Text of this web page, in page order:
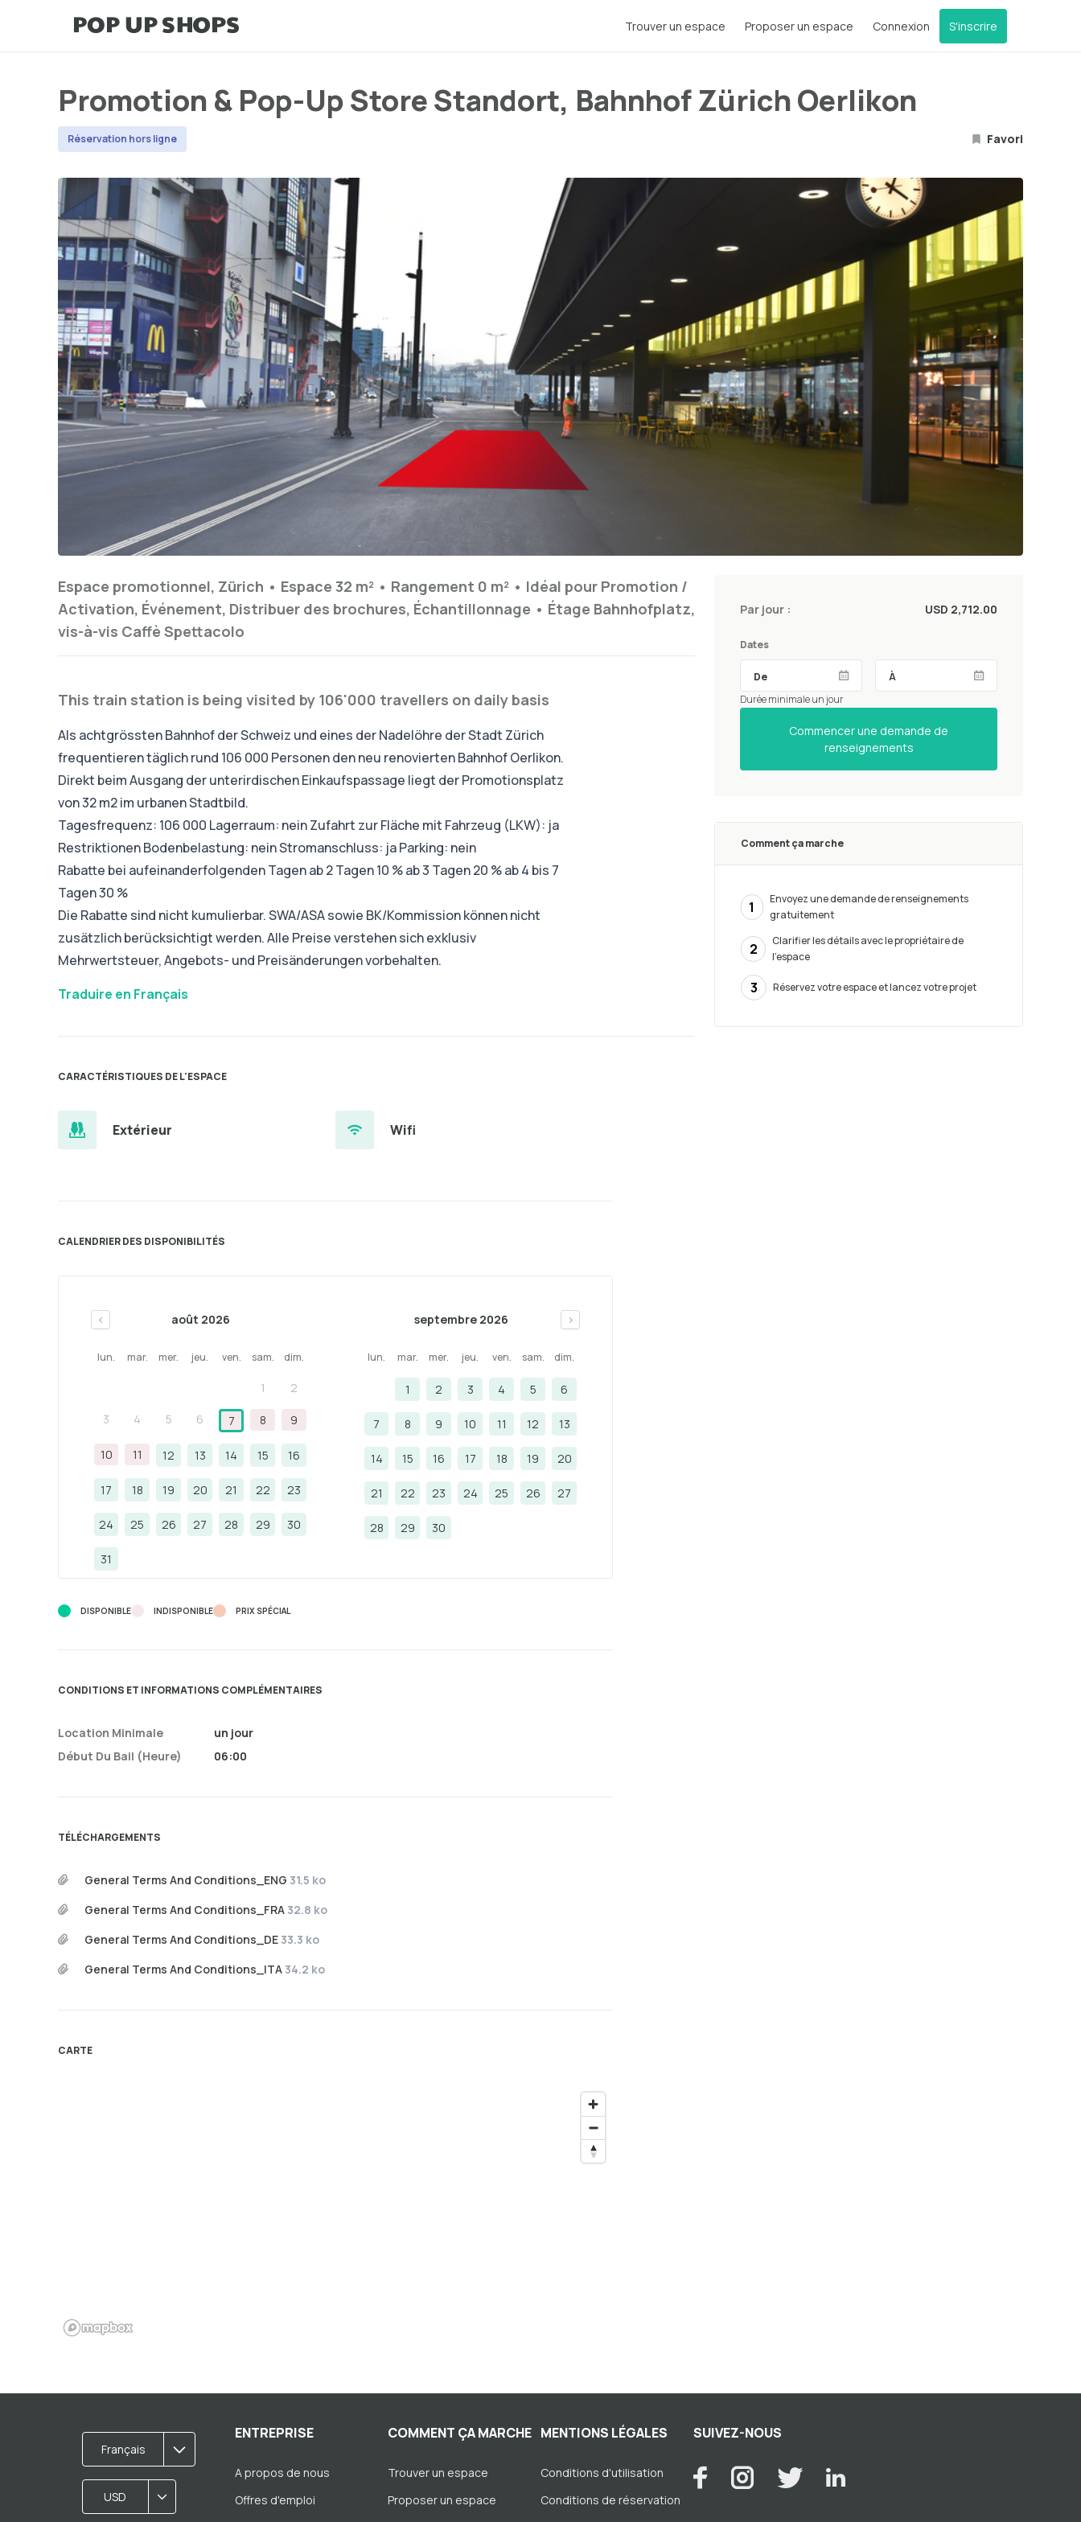
Trouver un espace Proposer un espace Connexion S'inscrire
Promotion & Pop-Up Store Standort, Bahnhof Zürich Oerlikon
Réservation hors ligne Favori
Espace promotionnel, Zürich • Espace 32 m² • Rangement 0 m² • Idéal pour Promotion /
Activation, Événement, Distribuer des brochures, Échantillonnage • Étage Bahnhofplatz,
vis-à-vis Caffè Spettacolo
This train station is being visited by 106'000 travellers on daily basis
Als achtgrössten Bahnhof der Schweiz und eines der Nadelöhre der Stadt Zürich
frequentieren täglich rund 106 000 Personen den neu renovierten Bahnhof Oerlikon.
Direkt beim Ausgang der unterirdischen Einkaufspassage liegt der Promotionsplatz
von 32 m2 im urbanen Stadtbild.
Tagesfrequenz: 106 000 Lagerraum: nein Zufahrt zur Fläche mit Fahrzeug (LKW): ja
Restriktionen Bodenbelastung: nein Stromanschluss: ja Parking: nein
Rabatte bei aufeinanderfolgenden Tagen ab 2 Tagen 10 % ab 3 Tagen 20 % ab 4 bis 7
Tagen 30 %
Die Rabatte sind nicht kumulierbar. SWA/ASA sowie BK/Kommission können nicht
zusätzlich berücksichtigt werden. Alle Preise verstehen sich exklusiv
Mehrwertsteuer, Angebots- und Preisänderungen vorbehalten.
Traduire en Français
CARACTÉRISTIQUES DE L'ESPACE
Extérieur Wifi
CALENDRIER DES DISPONIBILITÉS
< août 2026
lun. mar. mer. jeu. ven. sam. dim.
1 2
3 4 5 6 7 8 9
10 11 12 13 14 15 16
17 18 19 20 21 22 23
24 25 26 27 28 29 30
31
septembre 2026 >
lun. mar. mer. jeu. ven. sam. dim.
1 2 3 4 5 6
7 8 9 10 11 12 13
14 15 16 17 18 19 20
21 22 23 24 25 26 27
28 29 30
DISPONIBLE INDISPONIBLE PRIX ​​SPÉCIAL
CONDITIONS ET INFORMATIONS COMPLÉMENTAIRES
Location Minimale
Début Du Bail (heure)
un jour
06:00
TÉLÉCHARGEMENTS
General Terms And Conditions_ENG 31.5 ko
General Terms And Conditions_FRA 32.8 ko
General Terms And Conditions_DE 33.3 ko
General Terms And Conditions_ITA 34.2 ko
CARTE
Par jour : USD 2,712.00
Dates
Durée minimale un jour
Commencer une demande de
renseignements
Comment ça marche
1
Envoyez une demande de renseignements
gratuitement
2
Clarifier les détails avec le propriétaire de
l’espace
3 Réservez votre espace et lancez votre projet
Français
USD
ENTREPRISE
A propos de nous
Offres d'emploi
COMMENT ÇA MARCHE
Trouver un espace
Proposer un espace
MENTIONS LÉGALES
Conditions d'utilisation
Conditions de réservation
SUIVEZ-NOUS